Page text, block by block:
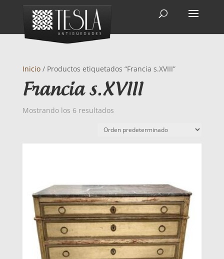
Inicio/ Productos etiquetados “Francia s.XVIII”
Francia s.XVIII
Mostrando los 6 resultados